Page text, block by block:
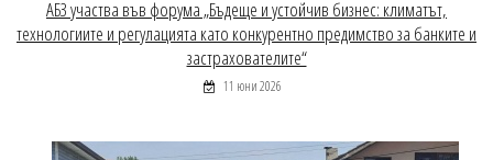
АБЗ участва във форума „Бъдеще и устойчив бизнес: климатът,
технологиите и регулацията като конкурентно предимство за банките и
застрахователите“
11 юни 2026